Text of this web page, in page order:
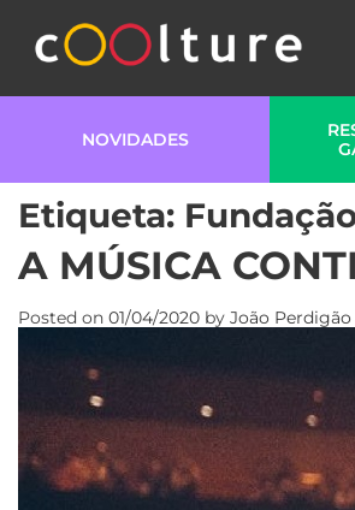
NOVIDADES
Etiqueta:
A MÚSICA
Posted on 01/04/2020 by João Perdigão